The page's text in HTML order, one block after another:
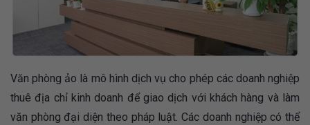
Văn phòng ảo là mô hình dịch vụ cho phép các doanh nghiệp
thuê địa chỉ kinh doanh để giao dịch với khách hàng và làm
văn phòng đại diện theo pháp luật. Các doanh nghiệp có thể